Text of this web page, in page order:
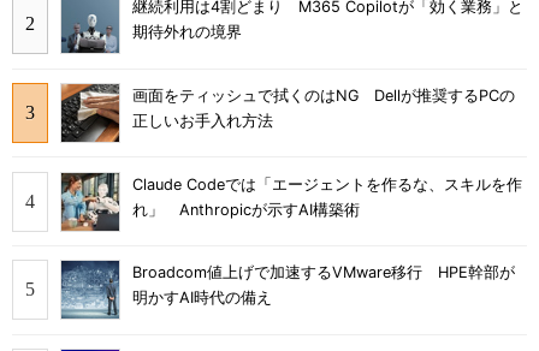
継続利用は4割どまり M365 Copilotが「効く業務」と
期待外れの境界
画面をティッシュで拭くのはNG Dellが推奨するPCの
正しいお手入れ方法
Claude Codeでは「エージェントを作るな、スキルを作
れ」 Anthropicが示すAI構築術
Broadcom値上げで加速するVMware移行 HPE幹部が
明かすAI時代の備え